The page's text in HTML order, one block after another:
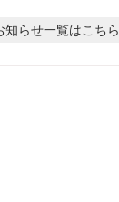
知らせ一覧はこちら